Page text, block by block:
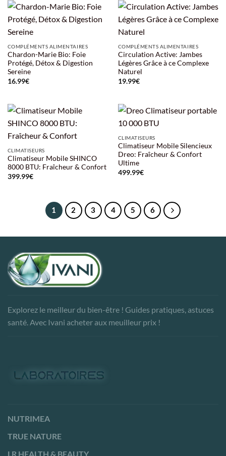
COMPLÉMENTS ALIMENTAIRES
Chardon-Marie Bio: Foie
Protégé, Détox & Digestion
Sereine
16.99€
COMPLÉMENTS ALIMENTAIRES
Circulation Active: Jambes
Légères Grâce à ce Complexe
Naturel
19.99€
CLIMATISEURS
Climatiseur Mobile SHINCO
8000 BTU: Fraîcheur & Confort
399.99€
CLIMATISEURS
Climatiseur Mobile Silencieux
Dreo: Fraîcheur & Confort
Ultime
499.99€
1 2 3 4 5 6
Explorez le meilleur du bien-être ! Guides pratiques, astuces
santé. Avec Ivani acheter aux meuilleur prix !
NUTRIMEA
TRUE NATURE
LR HEALTH & BEAUTY